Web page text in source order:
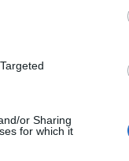
or Sharing
for which it
τον
με
μήνα. Το
με αρχική
έκπτωση